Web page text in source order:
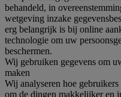
behandeld, in
wetgeving inzake
erg belangrijk is bij online
technologie om uw
beschermen.
Wij gebruiken gegevens om
maken
Wij analyseren hoe
om de dingen makkelijker en